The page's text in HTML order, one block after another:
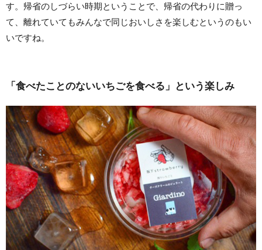
す。帰省のしづらい時期ということで、帰省の代わりに贈っ
て、離れていてもみんなで同じおいしさを楽しむというのもい
いですね。
「食べたことのないいちごを食べる」という楽しみ